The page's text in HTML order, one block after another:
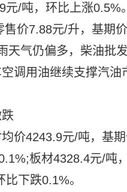
元/吨，环比上涨
售价7.88元/升，基期
天气仍偏多，柴油批
调用油继续支撑汽
价4243.9元/吨，基
板材4328.4元/吨
下跌0.1%。